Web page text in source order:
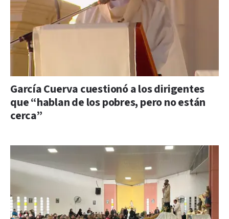
García Cuerva cuestionó a los dirigentes
que “hablan de los pobres, pero no están
cerca”